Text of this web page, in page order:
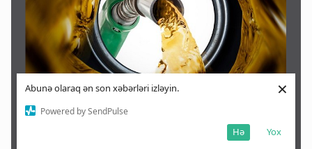
Abunə olaraq ən son xəbərləri izləyin.
Powered by SendPulse
Yox
Hə
×
Azərbaycan dizeli Ermənistana neçəyə satıb?